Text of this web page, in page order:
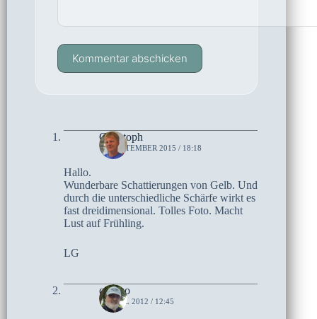
Kommentar abschicken
Christoph
10. SEPTEMBER 2015 / 18:18
Hallo.
Wunderbare Schattierungen von Gelb. Und
durch die unterschiedliche Schärfe wirkt es
fast dreidimensional. Tolles Foto. Macht
Lust auf Frühling.
LG
czoczo
1. APRIL 2012 / 12:45